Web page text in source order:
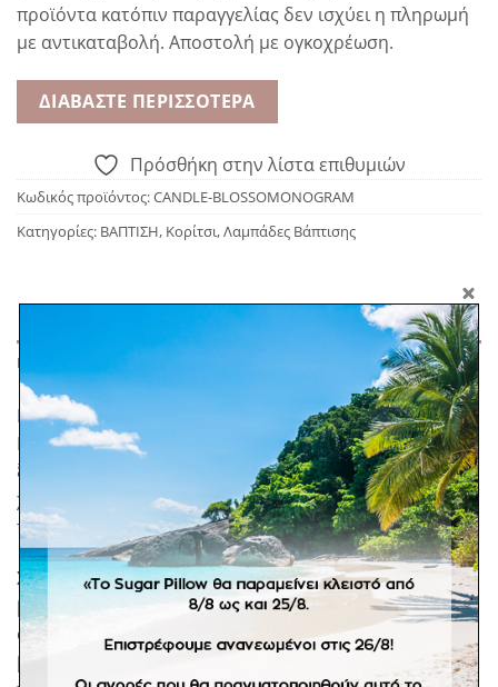
προϊόντα κατόπιν παραγγελίας δεν ισχύει η πληρωμή
με αντικαταβολή. Αποστολή με ογκοχρέωση.
ΔΙΑΒΆΣΤΕ ΠΕΡΙΣΣΌΤΕΡΑ
Πρόσθήκη στην λίστα επιθυμιών
Κωδικός προϊόντος:CANDLE-BLOSSOMONOGRAM
Κατηγορίες: ΒΑΠΤΙΣΗ, Κορίτσι,Λαμπάδες Βάπτισης
ΠΕΡΙΓΡΑΦΉ
H best seller λαμπάδα με την υπογραφή του Sugar
Pillow! Λαμπάδα βάπτισης με διπλό λευκό ύφασμα,
ξύλινο μονόγραμμα και διακοσμητικά λουλούδια. Τα
χρώματα στα λουλούδια προσαρμόζονται στην
παλέτα της βάπτισης αναλόγως διαθεσιμότητας.
Συνδυάστε τη με το ψάθινο χειροποίητο κουτί
βάπτισης με σύνθεση από διακοσμητικά λουλούδια
στο καπάκι (θα το βρείτε στην κατηγορία “κουτιά
βάπτισης”). Σε προπαραγγελία 20 ημερών. *Στα